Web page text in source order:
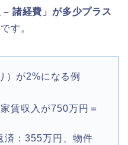
諸経費」が多少プラス
す。
）が2%になる例
賃収入が750万円＝
済：355万円、物件